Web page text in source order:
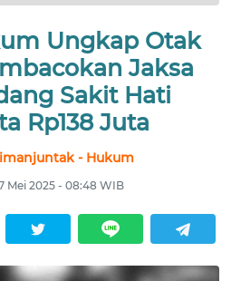
Ungkap Otak
Jaksa
Sakit Hati
Rp138 Juta
- Hukum
Mei 2025 - 08:48 WIB